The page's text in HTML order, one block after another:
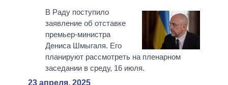
В Раду поступило
заявление об отставке
премьер-министра
Дениса Шмыгаля. Его
планируют рассмотреть на пленарном
заседании в среду, 16 июля.
23 апреля, 2025